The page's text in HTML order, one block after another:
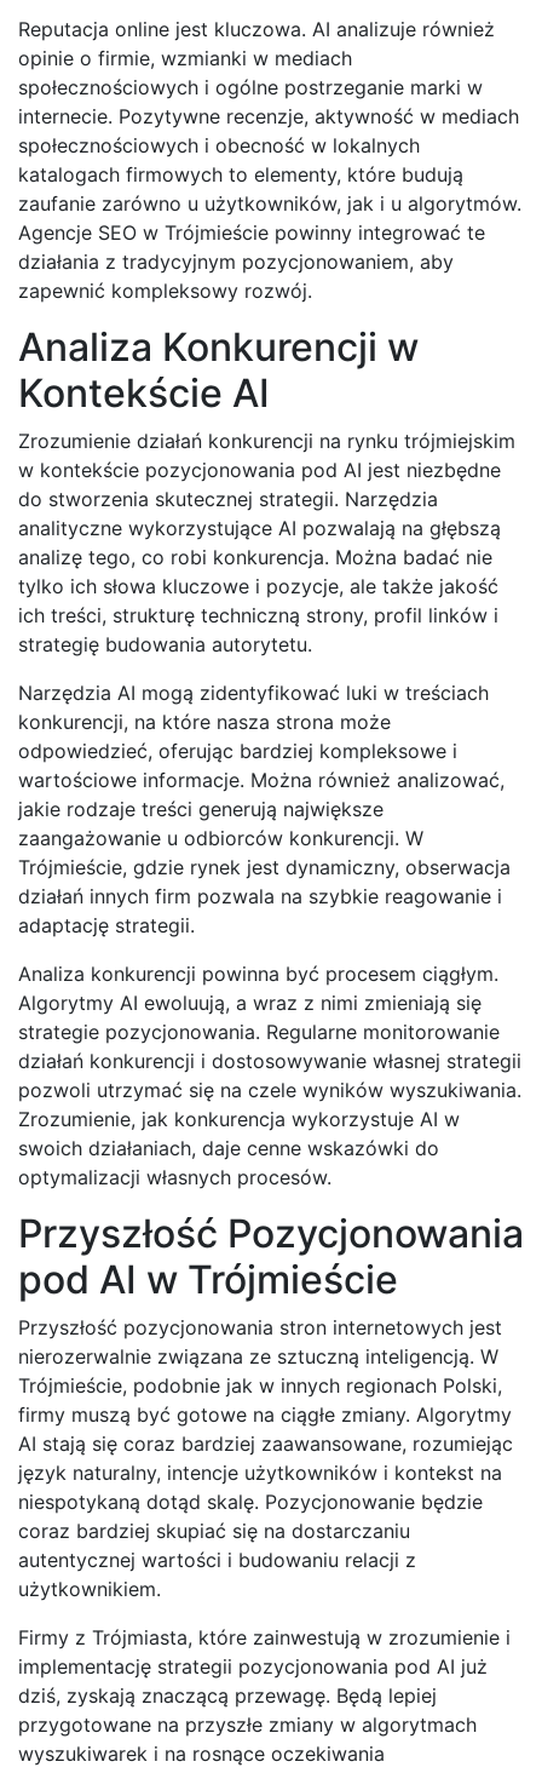
Reputacja online jest kluczowa. AI analizuje również
opinie o firmie, wzmianki w mediach
społecznościowych i ogólne postrzeganie marki w
internecie. Pozytywne recenzje, aktywność w mediach
społecznościowych i obecność w lokalnych
katalogach firmowych to elementy, które budują
zaufanie zarówno u użytkowników, jak i u algorytmów.
Agencje SEO w Trójmieście powinny integrować te
działania z tradycyjnym pozycjonowaniem, aby
zapewnić kompleksowy rozwój.
Analiza Konkurencji w
Kontekście AI
Zrozumienie działań konkurencji na rynku trójmiejskim
w kontekście pozycjonowania pod AI jest niezbędne
do stworzenia skutecznej strategii. Narzędzia
analityczne wykorzystujące AI pozwalają na głębszą
analizę tego, co robi konkurencja. Można badać nie
tylko ich słowa kluczowe i pozycje, ale także jakość
ich treści, strukturę techniczną strony, profil linków i
strategię budowania autorytetu.
Narzędzia AI mogą zidentyfikować luki w treściach
konkurencji, na które nasza strona może
odpowiedzieć, oferując bardziej kompleksowe i
wartościowe informacje. Można również analizować,
jakie rodzaje treści generują największe
zaangażowanie u odbiorców konkurencji. W
Trójmieście, gdzie rynek jest dynamiczny, obserwacja
działań innych firm pozwala na szybkie reagowanie i
adaptację strategii.
Analiza konkurencji powinna być procesem ciągłym.
Algorytmy AI ewoluują, a wraz z nimi zmieniają się
strategie pozycjonowania. Regularne monitorowanie
działań konkurencji i dostosowywanie własnej strategii
pozwoli utrzymać się na czele wyników wyszukiwania.
Zrozumienie, jak konkurencja wykorzystuje AI w
swoich działaniach, daje cenne wskazówki do
optymalizacji własnych procesów.
Przyszłość Pozycjonowania
pod AI w Trójmieście
Przyszłość pozycjonowania stron internetowych jest
nierozerwalnie związana ze sztuczną inteligencją. W
Trójmieście, podobnie jak w innych regionach Polski,
firmy muszą być gotowe na ciągłe zmiany. Algorytmy
AI stają się coraz bardziej zaawansowane, rozumiejąc
język naturalny, intencje użytkowników i kontekst na
niespotykaną dotąd skalę. Pozycjonowanie będzie
coraz bardziej skupiać się na dostarczaniu
autentycznej wartości i budowaniu relacji z
użytkownikiem.
Firmy z Trójmiasta, które zainwestują w zrozumienie i
implementację strategii pozycjonowania pod AI już
dziś, zyskają znaczącą przewagę. Będą lepiej
przygotowane na przyszłe zmiany w algorytmach
wyszukiwarek i na rosnące oczekiwania